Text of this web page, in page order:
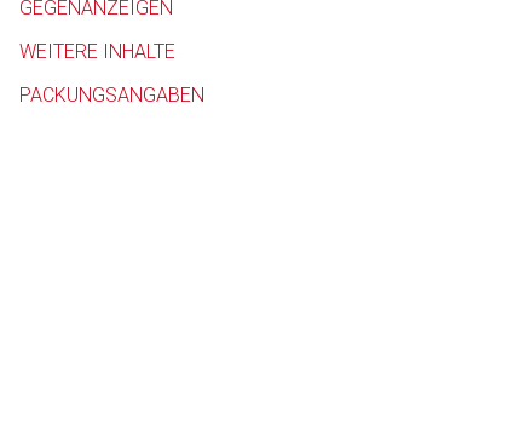
GEGENANZEIGEN
WEITERE INHALTE
PACKUNGSANGABEN